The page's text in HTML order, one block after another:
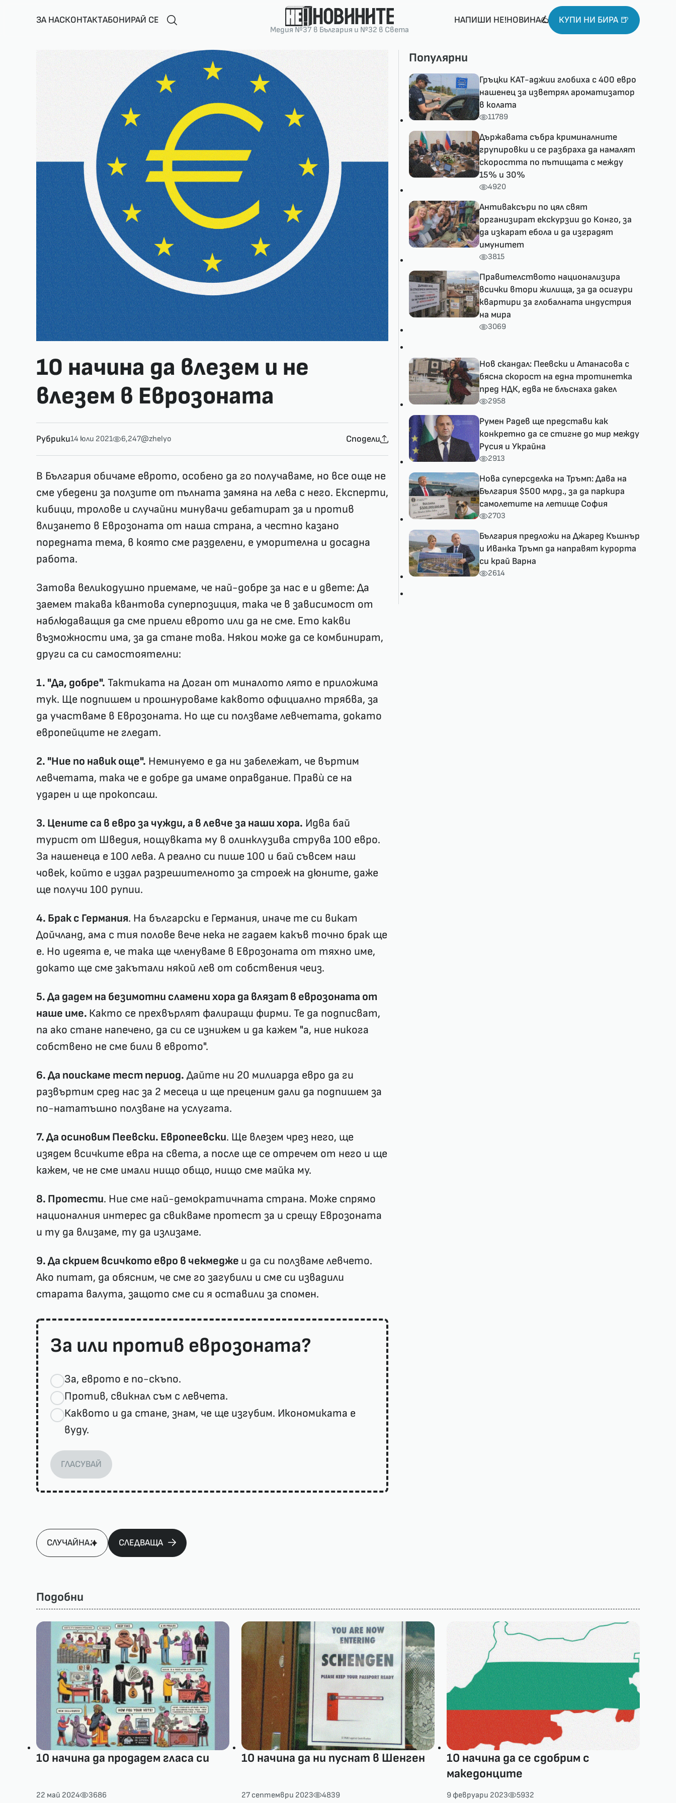
ЗА НАСКОНТАКТАБОНИРАЙ СЕ
Медия №37 в България и №32 в Света
НАПИШИ НЕ!НОВИНА КУПИ НИ БИРА 🍺
10 начина да влезем и не
влезем в Еврозоната
Рубрики14 юли 2021 6,247@zhelyo Сподели
В България обичаме еврото, особено да го получаваме, но все още не
сме убедени за ползите от пълната замяна на лева с него. Експерти,
кибици, тролове и случайни минувачи дебатират за и против
влизането в Еврозоната от наша страна, а честно казано
поредната тема, в която сме разделени, е уморителна и досадна
работа.
Затова великодушно приемаме, че най-добре за нас е и двете: Да
заемем такава квантова суперпозиция, така че в зависимост от
наблюдаващия да сме приели еврото или да не сме. Ето какви
възможности има, за да стане това. Някои може да се комбинират,
други са си самостоятелни:
1. "Да, добре". Тактиката на Доган от миналото лято е приложима
тук. Ще подпишем и прошнуроваме каквото официално трябва, за
да участваме в Еврозоната. Но ще си ползваме левчетата, докато
европейците не гледат.
2. "Ние по навик още". Неминуемо е да ни забележат, че въртим
левчетата, така че е добре да имаме оправдание. Правѝ се на
ударен и ще прокопсаш.
3. Цените са в евро за чужди, а в левче за наши хора. Идва бай
турист от Шведия, нощувката му в олинклузива струва 100 евро.
За нашенеца е 100 лева. А реално си пише 100 и бай съвсем наш
човек, който е издал разрешителното за строеж на дюните, даже
ще получи 100 рупии.
4. Брак с Германия. На български е Германия, иначе те си викат
Дойчланд, ама с тия полове вече нека не гадаем какъв точно брак ще
е. Но идеята е, че така ще членуваме в Еврозоната от тяхно име,
докато ще сме закътали някой лев от собствения чеиз.
5. Да дадем на безимотни сламени хора да влязат в еврозоната от
наше име. Както се прехвърлят фалиращи фирми. Те да подписват,
па ако стане напечено, да си се изнижем и да кажем "а, ние никога
собствено не сме били в еврото".
6. Да поискаме тест период. Дайте ни 20 милиарда евро да ги
развъртим сред нас за 2 месеца и ще преценим дали да подпишем за
по-нататъшно ползване на услугата.
7. Да осиновим Пеевски. Европеевски. Ще влезем чрез него, ще
изядем всичките евра на света, а после ще се отречем от него и ще
кажем, че не сме имали нищо общо, нищо сме майка му.
8. Протести. Ние сме най-демократичната страна. Може спрямо
националния интерес да свикваме протест за и срещу Еврозоната
и ту да влизаме, ту да излизаме.
9. Да скрием всичкото евро в чекмедже и да си ползваме левчето.
Ако питат, да обясним, че сме го загубили и сме си извадили
старата валута, защото сме си я оставили за спомен.
За или против еврозоната?
За, еврото е по-скъпо.
Против, свикнал съм с левчета.
Каквото и да стане, знам, че ще изгубим. Икономиката е
вуду.
ГЛАСУВАЙ
СЛУЧАЙНА СЛЕДВАЩА
Популярни
Гръцки КАТ-аджии глобиха с 400 евро
нашенец за изветрял ароматизатор
в колата
11789
Държавата събра криминалните
групировки и се разбраха да намалят
скоростта по пътищата с между
15% и 30%
4920
Антиваксъри по цял свят
организират екскурзии до Конго, за
да изкарат ебола и да изградят
имунитет
3815
Правителството национализира
всички втори жилища, за да осигури
квартири за глобалната индустрия
на мира
3069
Нов скандал: Пеевски и Атанасова с
бясна скорост на една тротинетка
пред НДК, едва не блъснаха дакел
2958
Румен Радев ще представи как
конкретно да се стигне до мир между
Русия и Украйна
2913
Нова суперсделка на Тръмп: Дава на
България $500 млрд., за да паркира
самолетите на летище София
2703
България предложи на Джаред Къшнър
и Иванка Тръмп да направят курорта
си край Варна
2614
Подобни
10 начина да продадем гласа си
22 май 2024 3686
10 начина да ни пуснат в Шенген
27 септември 2023 4839
10 начина да се сдобрим с
македонците
9 февруари 2023 5932